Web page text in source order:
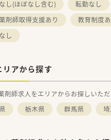
し(ほぼなし含む)
転勤なし
剤師取得支援あり
教育制度
し
リアから探す
剤師求人をエリアからお探しいただ
栃木県 群馬県